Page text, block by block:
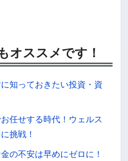
オススメです！
知っておきたい投資・資
任せする時代！ウェルス
挑戦！
の不安は早めにゼロに！